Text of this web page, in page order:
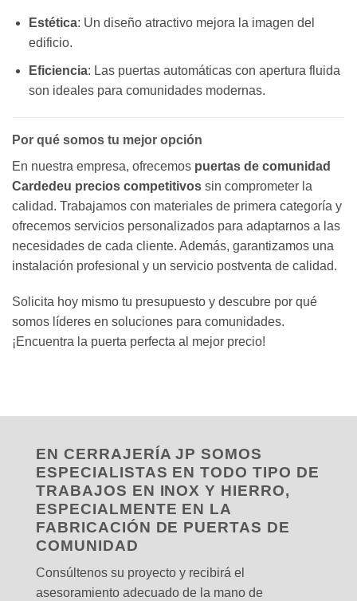
Estética: Un diseño atractivo mejora la imagen del
edificio.
Eficiencia: Las puertas automáticas con apertura fluida
son ideales para comunidades modernas.
Por qué somos tu mejor opción
En nuestra empresa, ofrecemos puertas de comunidad
Cardedeu precios competitivos sin comprometer la
calidad. Trabajamos con materiales de primera categoría y
ofrecemos servicios personalizados para adaptarnos a las
necesidades de cada cliente. Además, garantizamos una
instalación profesional y un servicio postventa de calidad.
Solicita hoy mismo tu presupuesto y descubre por qué
somos líderes en soluciones para comunidades.
¡Encuentra la puerta perfecta al mejor precio!
EN CERRAJERÍA JP SOMOS
ESPECIALISTAS EN TODO TIPO DE
TRABAJOS EN INOX Y HIERRO,
ESPECIALMENTE EN LA
FABRICACIÓN DE PUERTAS DE
COMUNIDAD
Consúltenos su proyecto y recibirá el
asesoramiento adecuado de la mano de